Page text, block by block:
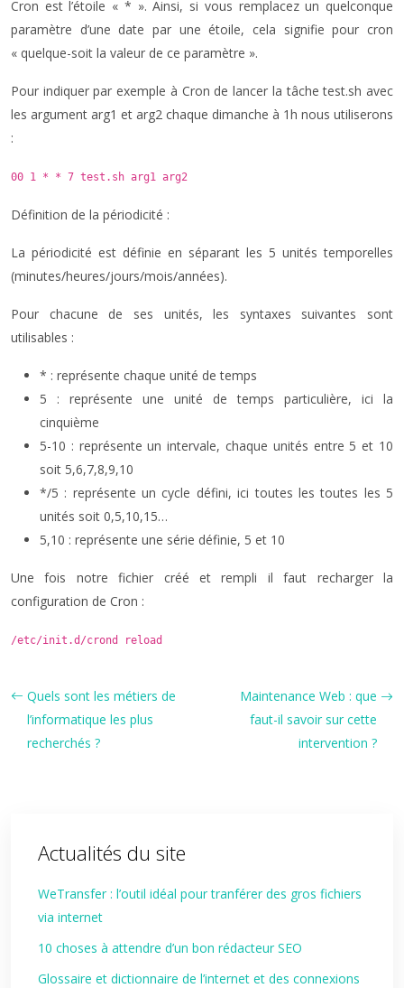
Cron est l’étoile « * ». Ainsi, si vous remplacez un quelconque
paramètre d’une date par une étoile, cela signifie pour cron
« quelque-soit la valeur de ce paramètre ».
Pour indiquer par exemple à Cron de lancer la tâche test.sh avec
les argument arg1 et arg2 chaque dimanche à 1h nous utiliserons
:
00 1 * * 7 test.sh arg1 arg2
Définition de la périodicité :
La périodicité est définie en séparant les 5 unités temporelles
(minutes/heures/jours/mois/années).
Pour chacune de ses unités, les syntaxes suivantes sont
utilisables :
* : représente chaque unité de temps
5 : représente une unité de temps particulière, ici la
cinquième
5-10 : représente un intervale, chaque unités entre 5 et 10
soit 5,6,7,8,9,10
*/5 : représente un cycle défini, ici toutes les toutes les 5
unités soit 0,5,10,15…
5,10 : représente une série définie, 5 et 10
Une fois notre fichier créé et rempli il faut recharger la
configuration de Cron :
/etc/init.d/crond reload
Quels sont les métiers de
l’informatique les plus
recherchés ?
Maintenance Web : que
faut-il savoir sur cette
intervention ?
Actualités du site
WeTransfer : l’outil idéal pour tranférer des gros fichiers
via internet
10 choses à attendre d’un bon rédacteur SEO
Glossaire et dictionnaire de l’internet et des connexions